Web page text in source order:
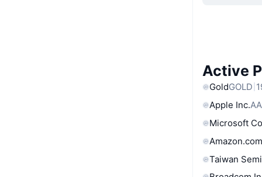
Active
GoldGOLD
Apple Inc.
Microsoft
Taiwan